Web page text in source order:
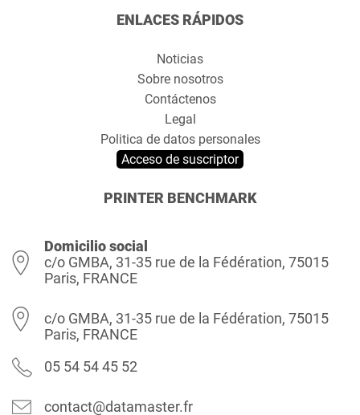
ENLACES RÁPIDOS
Noticias
Sobre nosotros
Contáctenos
Legal
Politica de datos personales
Acceso de suscriptor
PRINTER BENCHMARK
Domicilio social
c/o GMBA, 31-35 rue de la Fédération, 75015
Paris, FRANCE
c/o GMBA, 31-35 rue de la Fédération, 75015
Paris, FRANCE
05 54 54 45 52
contact@datamaster.fr